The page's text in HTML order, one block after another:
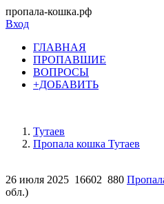
пропала-кошка.рф
Вход
ГЛАВНАЯ
ПРОПАВШИЕ
ВОПРОСЫ
+ДОБАВИТЬ
Тутаев
Пропала кошка Тутаев
26 июля 2025 16602 880
обл.)